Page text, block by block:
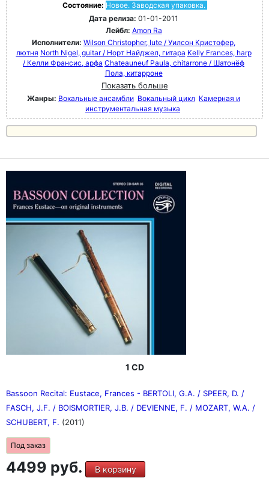
Состояние: Новое. Заводская упаковка.
Дата релиза: 01-01-2011
Лейбл: Amon Ra
Исполнители: Wilson Christopher, lute / Уилсон Кристофер,
лютня North Nigel, guitar / Норт Найджел, гитара Kelly Frances, harp
/ Келли Франсис, арфа Chateauneuf Paula, chitarrone / Шатонёф
Пола, китарроне
Показать больше
Жанры: Вокальные ансамбли Вокальный цикл Камерная и
инструментальная музыка
1 CD
Bassoon Recital: Eustace, Frances - BERTOLI, G.A. / SPEER, D. /
FASCH, J.F. / BOISMORTIER, J.B. / DEVIENNE, F. / MOZART, W.A. /
SCHUBERT, F. (2011)
Под заказ
4499 руб. В корзину